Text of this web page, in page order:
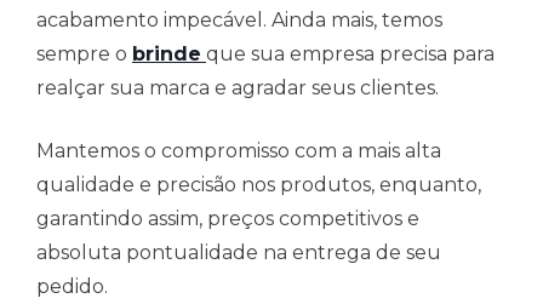
acabamento impecável. Ainda mais, temos
sempre o brinde que sua empresa precisa para
realçar sua marca e agradar seus clientes.
Mantemos o compromisso com a mais alta
qualidade e precisão nos produtos, enquanto,
garantindo assim, preços competitivos e
absoluta pontualidade na entrega de seu
pedido.